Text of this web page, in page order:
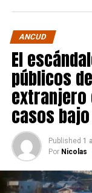
ANCUD
El
públicos
extranjero
casos
Published 1
Por Nicolas